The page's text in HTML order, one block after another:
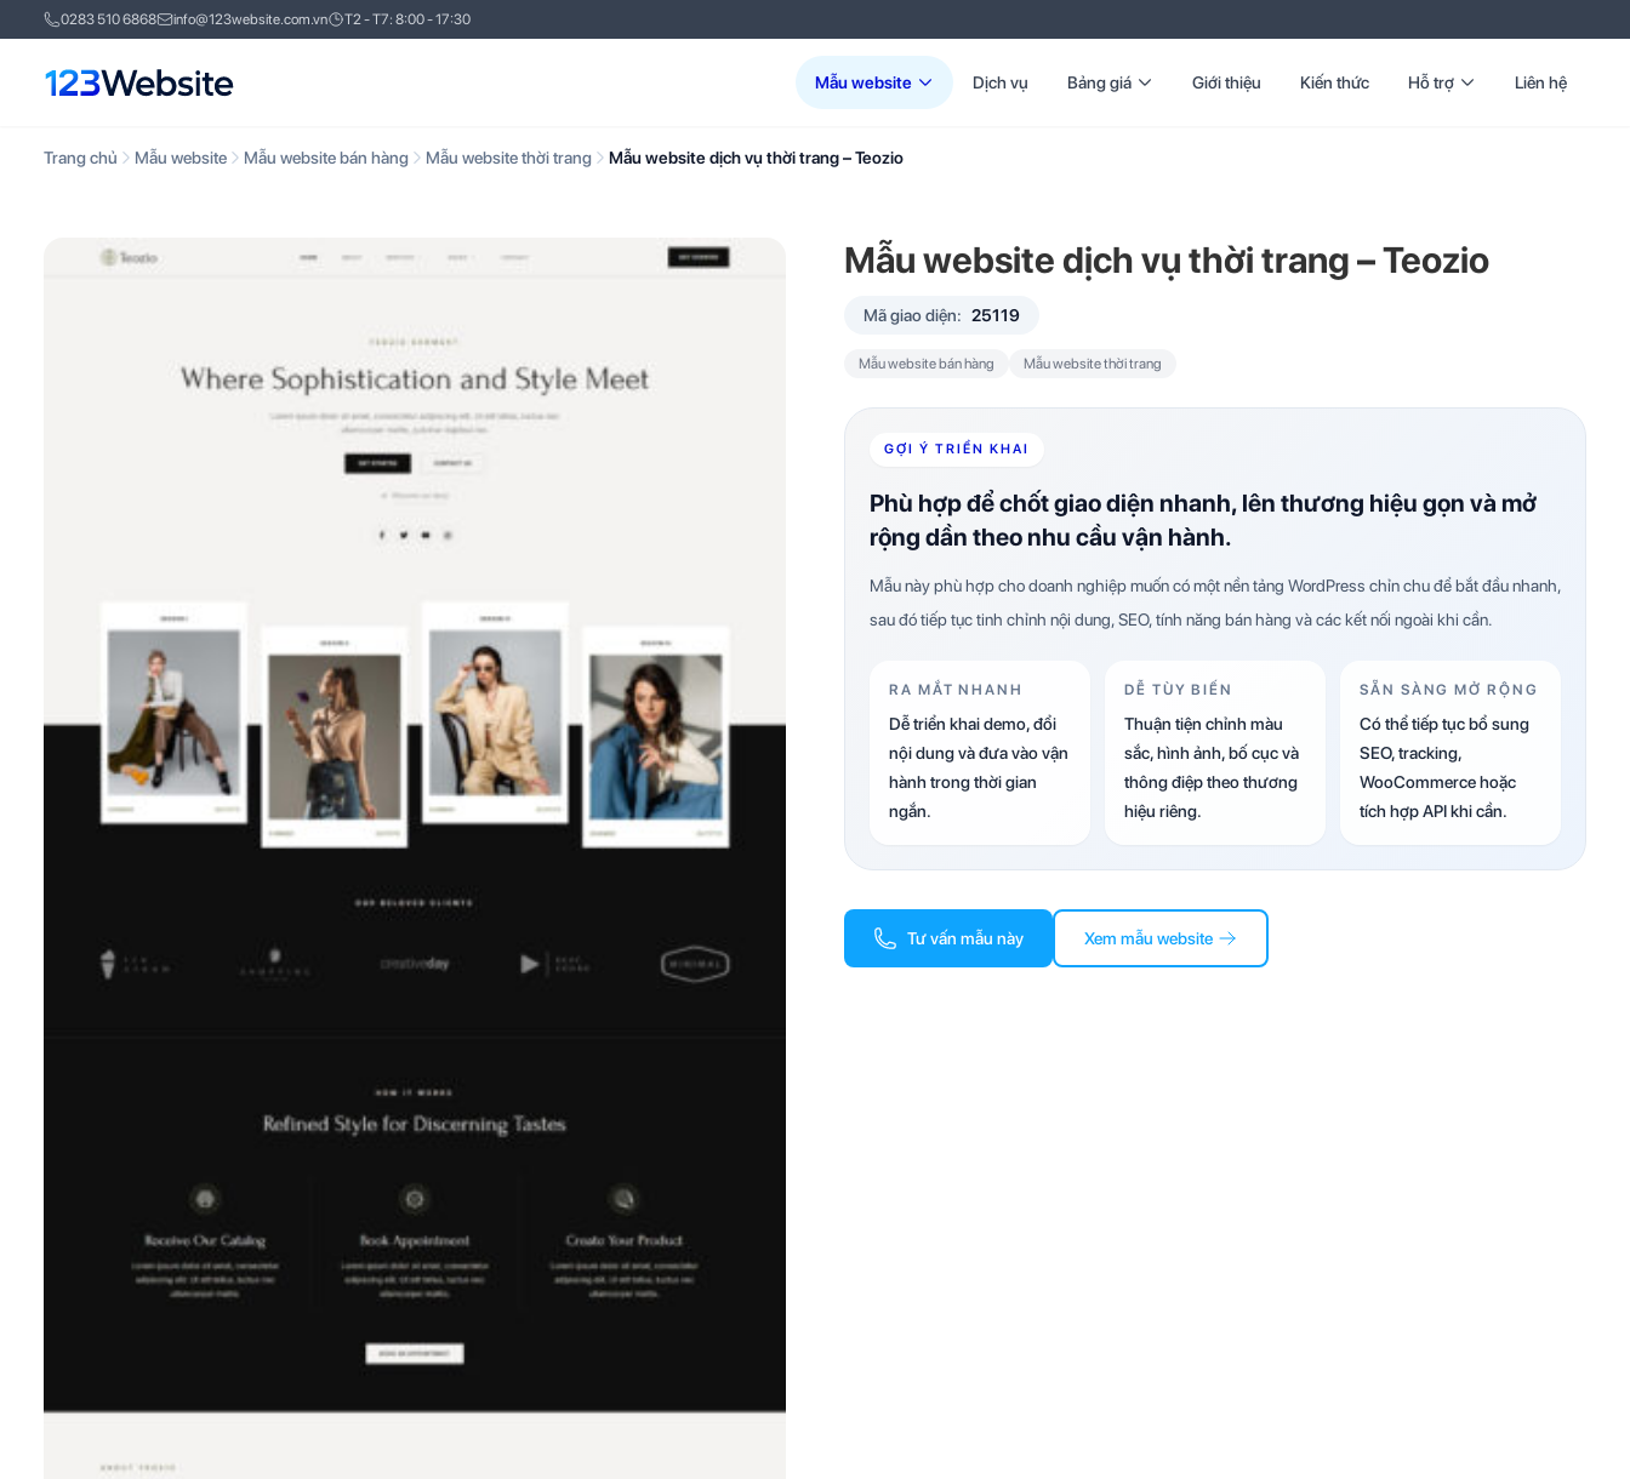
0283 510 6868 info@123website.com.vn T2 - T7: 8:00 - 17:30
Mẫu website Dịch vụ Bảng giá Giới thiệu Kiến thức Hỗ trợ Liên hệ
Trang chủ Mẫu website Mẫu website bán hàng Mẫu website thời trang Mẫu website dịch vụ thời trang – Teozio
Mẫu website dịch vụ thời trang – Teozio
Mã giao diện: 25119
Mẫu website bán hàng Mẫu website thời trang
GỢI Ý TRIỂN KHAI
Phù hợp để chốt giao diện nhanh, lên thương hiệu gọn và mở
rộng dần theo nhu cầu vận hành.
Mẫu này phù hợp cho doanh nghiệp muốn có một nền tảng WordPress chỉn chu để bắt đầu nhanh,
sau đó tiếp tục tinh chỉnh nội dung, SEO, tính năng bán hàng và các kết nối ngoài khi cần.
RA MẮT NHANH
Dễ triển khai demo, đổi
nội dung và đưa vào vận
hành trong thời gian
ngắn.
DỄ TÙY BIẾN
Thuận tiện chỉnh màu
sắc, hình ảnh, bố cục và
thông điệp theo thương
hiệu riêng.
SẴN SÀNG MỞ RỘNG
Có thể tiếp tục bổ sung
SEO, tracking,
WooCommerce hoặc
tích hợp API khi cần.
Tư vấn mẫu này Xem mẫu website